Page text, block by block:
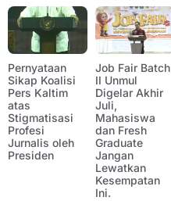
Pernyataan
Sikap Koalisi
Pers Kaltim
atas
Stigmatisasi
Profesi
Jurnalis oleh
Presiden
Job Fair Batch
II Unmul
Digelar Akhir
Juli,
Mahasiswa
dan Fresh
Graduate
Jangan
Lewatkan
Kesempatan
Ini.